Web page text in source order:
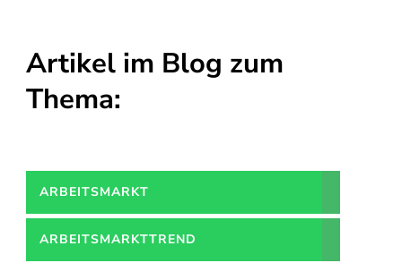
Artikel im Blog zum
Thema:
ARBEITSMARKT
ARBEITSMARKTTREND